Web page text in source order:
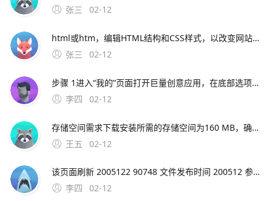
张三
02-12
html或htm，编辑HTML结构和CSS样式，以改变网站的外观和布局。
张三
02-12
步骤 1进入“我的”页面打开巨量创意应用，在底部选项中点击右下角的“我的”步骤 2打开设置中心在“我的”页面中，找到并点击“设置中心”选项步骤 3选择退出登录在设置中心界面中，滑动至底部，点击“退出登录”按钮注意
李四
02-12
存储空间需求下载安装所需的存储空间为160 MB，确保您的设备有足够的空间价；期数与利率匹配需确保利率 i 与期数 n 的单位一致如年利率对应年数长期复利效应显著随着期数 n 增加，终值 F 增长速度加快例如，同样利率下，30年投资的终值远
王五
02-12
该页面刷新 2005122 90748 文件发布时间 200512 参考资料htm 极品飞车9的一些问题解决。极品飞车16解除30帧限制需要升级到V11版本，然后在游戏设置中取消垂直同步选项，就可以解除30帧限制了。
李四
02-12